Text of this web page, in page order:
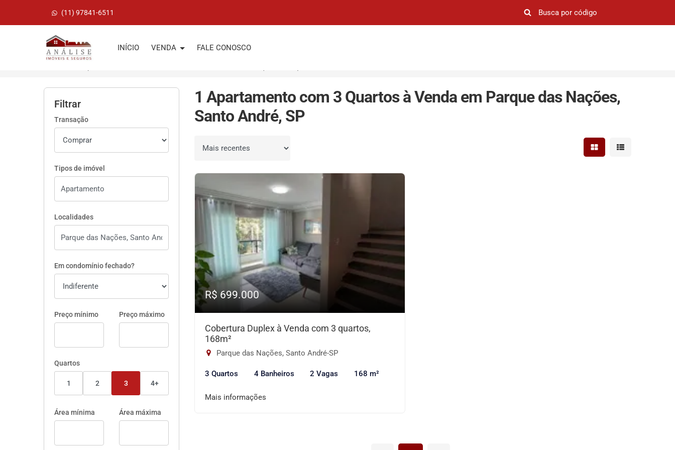
(11) 97841-6511
Página inicial
INÍCIO VENDA FALE CONOSCO
Filtrar
Transação
Tipos de imóvel
Localidades
Em condomínio fechado?
Preço mínimo Preço máximo
Quartos
1 2 3 4+
Área mínima Área máxima
1 Apartamento com 3 Quartos à Venda em Parque das Nações,
Santo André, SP
Ordenar por Mostrar resultados em
Mostrar
R$ 699.000
Cobertura Duplex à Venda com 3 quartos,
168m²
Parque das Nações, Santo André-SP
3 Quartos 4 Banheiros 2 Vagas 168 m²
Mais informações